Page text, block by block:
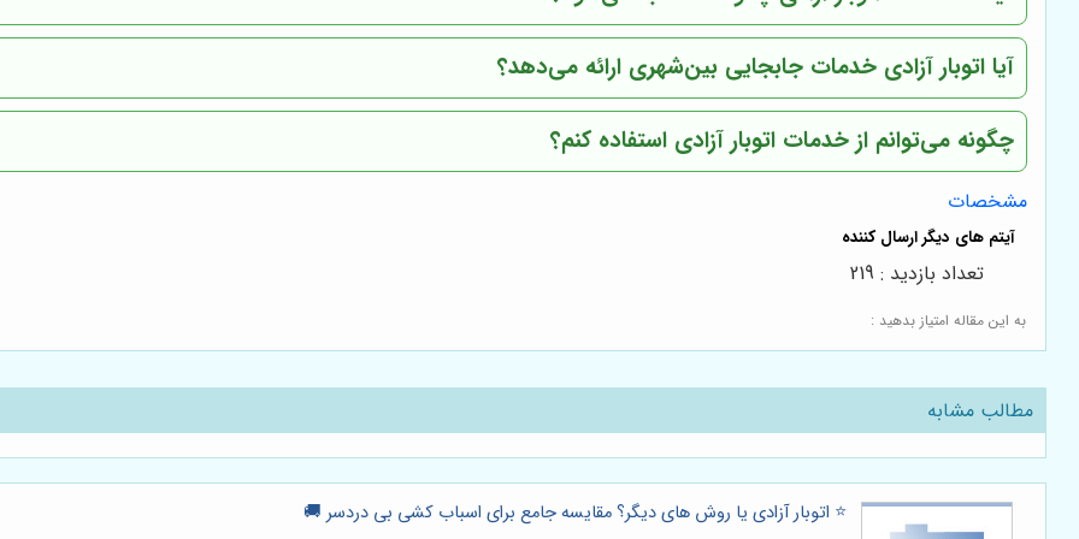
آیا اتوبار آزادی خدمات جابجایی بین‌شهری ارائه می‌دهد؟
چگونه می‌توانم از خدمات اتوبار آزادی استفاده کنم؟
مشخصات
به این مقاله امتیاز بدهید :
تعداد بازدید : 219
مطالب مشابه
⭐️ اتوبار آزادی یا روش های دیگر؟ مقایسه جامع برای اسباب کشی بی دردسر 🚚